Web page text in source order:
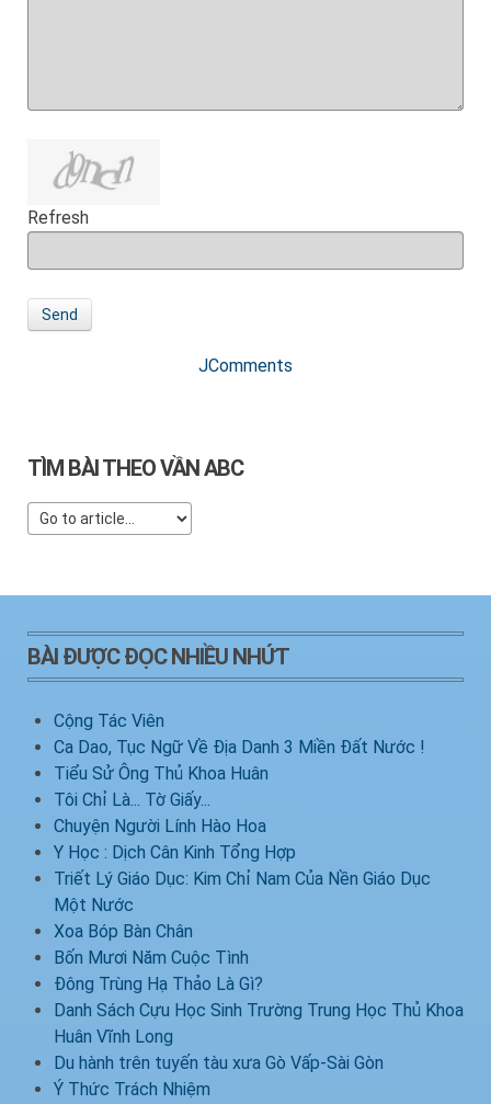
Refresh
Send
JComments
TÌM BÀI THEO VẦN ABC
BÀI ĐƯỢC ĐỌC NHIỀU NHỨT
Cộng Tác Viên
Ca Dao, Tục Ngữ Về Địa Danh 3 Miền Đất Nước !
Tiểu Sử Ông Thủ Khoa Huân
Tôi Chỉ Là... Tờ Giấy...
Chuyện Người Lính Hào Hoa
Y Học : Dịch Cân Kinh Tổng Hợp
Triết Lý Giáo Dục: Kim Chỉ Nam Của Nền Giáo Dục
Một Nước
Xoa Bóp Bàn Chân
Bốn Mươi Năm Cuộc Tình
Đông Trùng Hạ Thảo Là Gì?
Danh Sách Cựu Học Sinh Trường Trung Học Thủ Khoa
Huân Vĩnh Long
Du hành trên tuyến tàu xưa Gò Vấp-Sài Gòn
Ý Thức Trách Nhiệm